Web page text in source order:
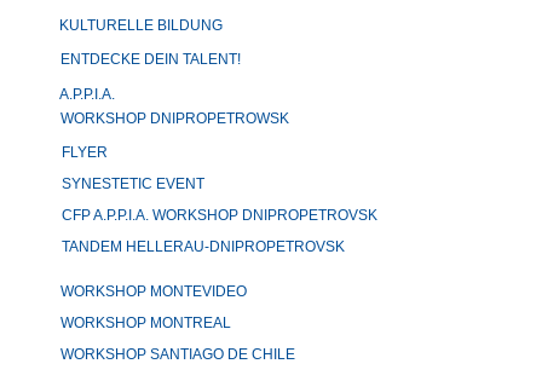
KULTURELLE BILDUNG
ENTDECKE DEIN TALENT!
A.P.P.I.A.
WORKSHOP DNIPROPETROWSK
FLYER
SYNESTETIC EVENT
CFP A.P.P.I.A. WORKSHOP DNIPROPETROVSK
TANDEM HELLERAU-DNIPROPETROVSK
WORKSHOP MONTEVIDEO
WORKSHOP MONTREAL
WORKSHOP SANTIAGO DE CHILE